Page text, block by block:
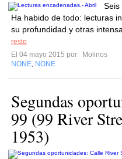
Seis
Ha habido de todo: lecturas
su profundidad y otras
resto
El 04 mayo 2015 por
Molinos
NONE NONE
Segundas
99 (99 River
1953)